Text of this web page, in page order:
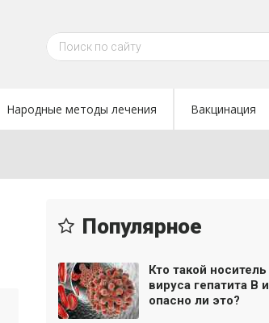
Народные методы лечения Вакцинация
Популярное
Кто такой носитель
вируса гепатита В и
опасно ли это?